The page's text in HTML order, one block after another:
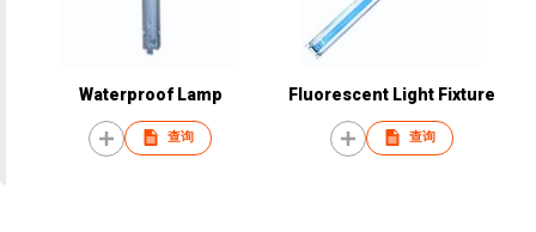
Waterproof Lamp
查询
Fluorescent Light Fixture
查询